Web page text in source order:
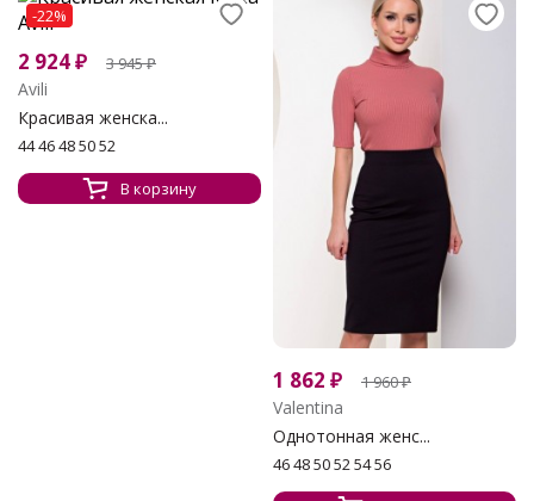
-22%
2 924₽ 3 945₽
Avili
Красивая женска...
44 46 48 50 52
В корзину
1 862 ₽ 1 960₽
Valentina
Однотонная женс...
46 48 50 52 54 56